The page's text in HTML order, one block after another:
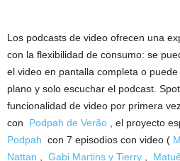
Los podcasts de video ofrecen una
con la flexibilidad de consumo: se
el video en pantalla completa o
plano y solo escuchar el podcast.
funcionalidad de video por primera
con Podpah de Verão , el proyecto
Podpah con 7 episodios con video (
Nattan
Gabi Martins y Tierry